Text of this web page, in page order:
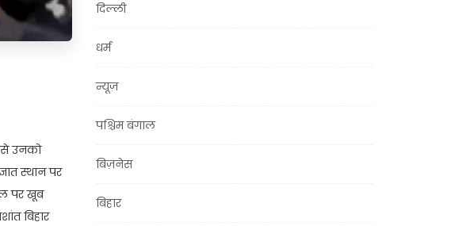
से उनको
स्थान पर
पर खूब
बिहार
दिल्ली
धर्म
न्यूज़
पश्चिम बंगाल
बिज़नेस
बिहार